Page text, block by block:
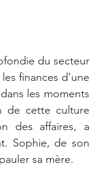
du secteur
finances d’une
les moments
de cette culture
des affaires, a
Sophie, de son
sa mère.